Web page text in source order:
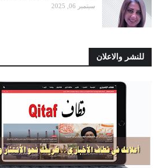
سبتمبر 06, 2025
للنشر والاعلان